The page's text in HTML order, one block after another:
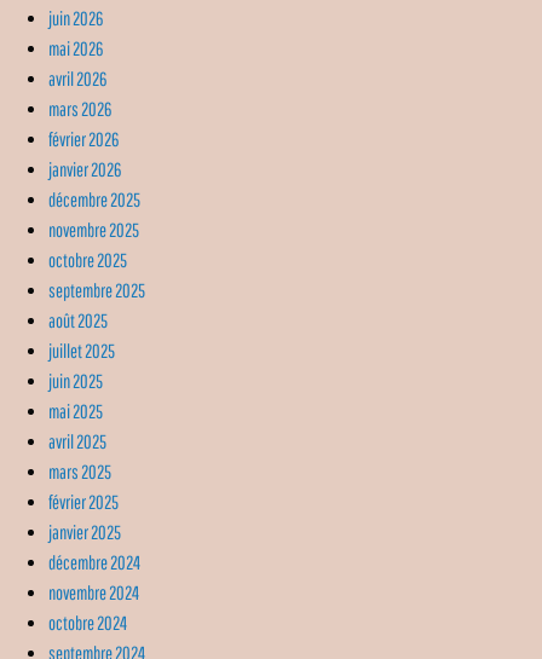
juin 2026
mai 2026
avril 2026
mars 2026
février 2026
janvier 2026
décembre 2025
novembre 2025
octobre 2025
septembre 2025
août 2025
juillet 2025
juin 2025
mai 2025
avril 2025
mars 2025
février 2025
janvier 2025
décembre 2024
novembre 2024
octobre 2024
septembre 2024